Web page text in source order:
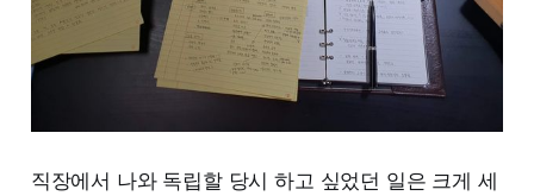
직장에서 나와 독립할 당시 하고 싶었던 일은 크게 세